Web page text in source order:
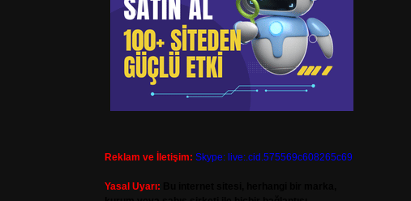
Reklam ve İletişim: Skype: live:.cid.575569c608265c69
Yasal Uyarı: